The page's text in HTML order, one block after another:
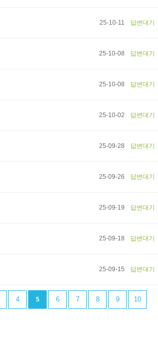
25-10-11 답변대기
25-10-08 답변대기
25-10-08 답변대기
25-10-02 답변대기
25-09-28 답변대기
25-09-26 답변대기
25-09-19 답변대기
25-09-18 답변대기
25-09-15 답변대기
4 5 6 7 8 9 10